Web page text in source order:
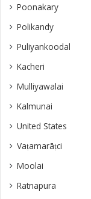
Poonakary
Polikandy
Puliyankoodal
Kacheri
Mulliyawalai
Kalmunai
United States
Vaṭamarāṭci
Moolai
Ratnapura